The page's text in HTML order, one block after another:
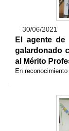
30/06/2021
El agente de
galardonado
al Mérito
En